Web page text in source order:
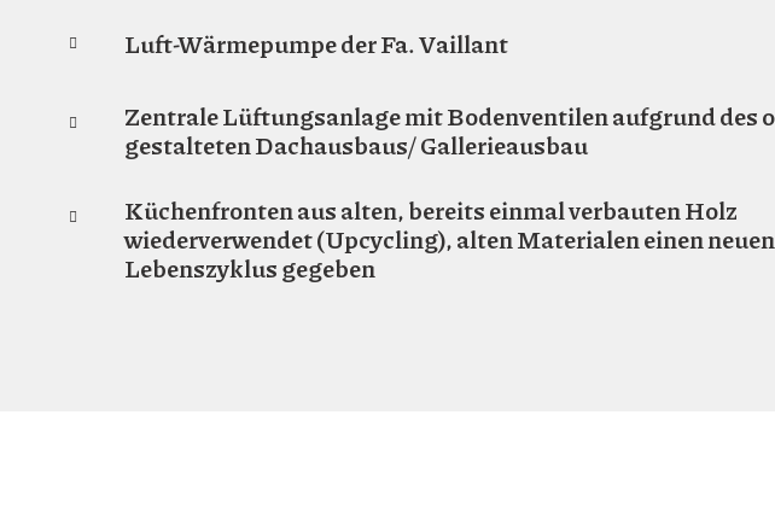
Luft-Wärmepumpe der Fa. Vaillant
Zentrale Lüftungsanlage mit Bodenventilen aufgrund des
gestalteten Dachausbaus/ Gallerieausbau
Küchenfronten aus alten, bereits einmal verbauten Holz
wiederverwendet (Upcycling), alten Materialen einen neuen
Lebenszyklus gegeben